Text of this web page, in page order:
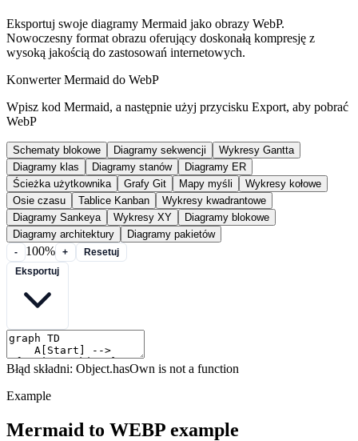
Eksportuj swoje diagramy Mermaid jako obrazy WebP.
Nowoczesny format obrazu oferujący doskonałą kompresję z
wysoką jakością do zastosowań internetowych.
Konwerter Mermaid do WebP
Wpisz kod Mermaid, a następnie użyj przycisku Export, aby pobrać
WebP
Schematy blokowe Diagramy sekwencji
Wykresy Gantta
Diagramy klas
Diagramy stanów
Diagramy ER
Ścieżka użytkownika
Grafy Git Mapy myśli
Wykresy kołowe
Osie czasu
Tablice Kanban
Wykresy kwadrantowe
Diagramy Sankeya
Wykresy XY
Diagramy blokowe
Diagramy architektury
Diagramy pakietów
- 100% +
Resetuj
Błąd składni: Object.hasOwn is not a function
Example
Mermaid to WEBP example